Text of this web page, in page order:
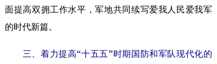
面提高双拥工作水平，军地共同续写爱我人民爱我军
的时代新篇。
三、着力提高“十五五”时期国防和军队现代化的